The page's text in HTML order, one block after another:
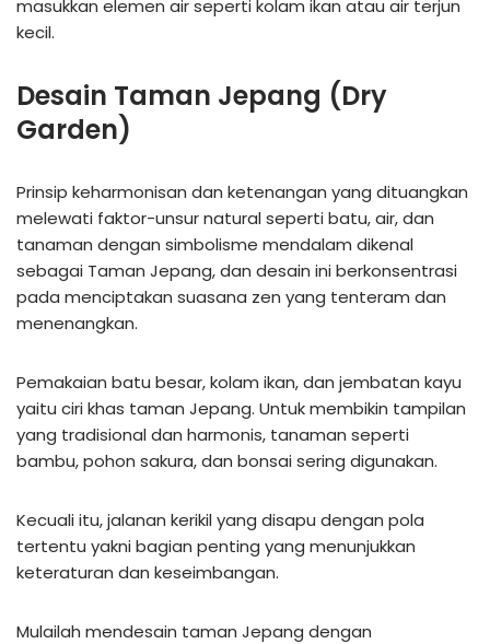
masukkan elemen air seperti kolam ikan atau air terjun
kecil.
Desain Taman Jepang (Dry
Garden)
Prinsip keharmonisan dan ketenangan yang dituangkan
melewati faktor-unsur natural seperti batu, air, dan
tanaman dengan simbolisme mendalam dikenal
sebagai Taman Jepang, dan desain ini berkonsentrasi
pada menciptakan suasana zen yang tenteram dan
menenangkan.
Pemakaian batu besar, kolam ikan, dan jembatan kayu
yaitu ciri khas taman Jepang. Untuk membikin tampilan
yang tradisional dan harmonis, tanaman seperti
bambu, pohon sakura, dan bonsai sering digunakan.
Kecuali itu, jalanan kerikil yang disapu dengan pola
tertentu yakni bagian penting yang menunjukkan
keteraturan dan keseimbangan.
Mulailah mendesain taman Jepang dengan